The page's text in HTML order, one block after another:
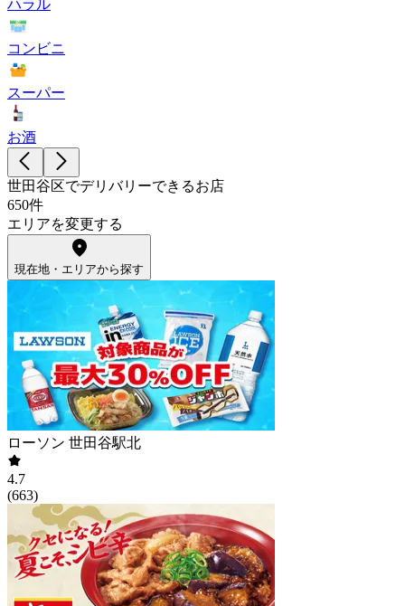
ハラル
コンビニ
スーパー
お酒
世田谷区でデリバリーできるお店
650件
エリアを変更する
現在地・エリアから探す
ローソン 世田谷駅北
4.7
(663)